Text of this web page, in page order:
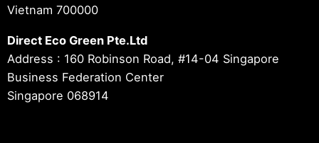
Vietnam 700000
Direct Eco Green Pte.Ltd
Address : 160 Robinson Road, #14-04 Singapore
Business Federation Center
Singapore 068914